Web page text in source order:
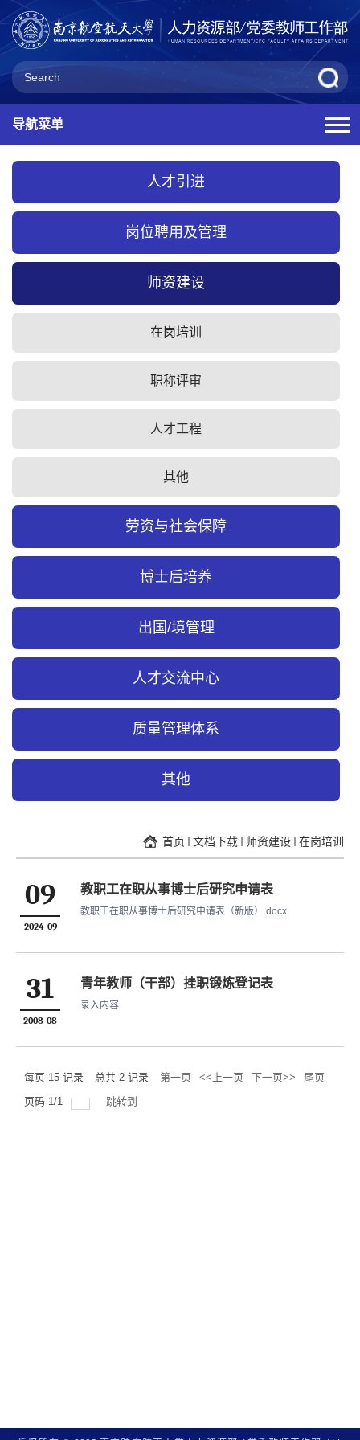
导航菜单
人才引进
岗位聘用及管理
师资建设
在岗培训
职称评审
人才工程
其他
劳资与社会保障
博士后培养
出国/境管理
人才交流中心
质量管理体系
其他
首页 文档下载 师资建设 在岗培训
09
2024-09
教职工在职从事博士后研究申请表
教职工在职从事博士后研究申请表（新版）.docx
31
2008-08
青年教师（干部）挂职锻炼登记表
录入内容
每页 15 记录 总共 2 记录 第一页 <<上一页 下一页>>
尾页
页码 1 /1 跳转到